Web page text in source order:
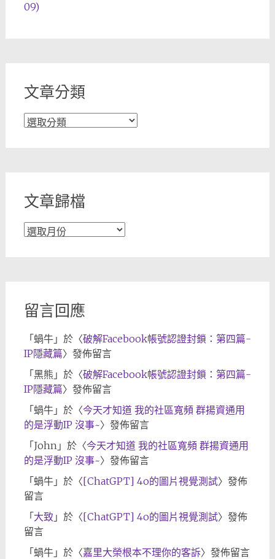
09)
文章分類
文
文章歸檔
文
留言回應
「 蝸牛」於〈破解Facebook帳號認證封鎖：第四篇-
IP隱藏篇〉發佈留言
「 黑熊 」於〈破解Facebook帳號認證封鎖：第四篇-
IP隱藏篇〉發佈留言
「 蝸牛」於〈今天才知道 我的社區寬頻 群揚資通用
的是浮動IP 沒事~〉發佈留言
「 John」於〈今天才知道 我的社區寬頻 群揚資通用
的是浮動IP 沒事~〉發佈留言
「 蝸牛」於〈[ChatGPT] 4o的圖片視覺測試〉發佈
留言
「 大致 」於〈[ChatGPT] 4o的圖片視覺測試〉發佈
留言
「 蝸牛」於〈嘉里大榮根本不理你的客訴〉發佈留言